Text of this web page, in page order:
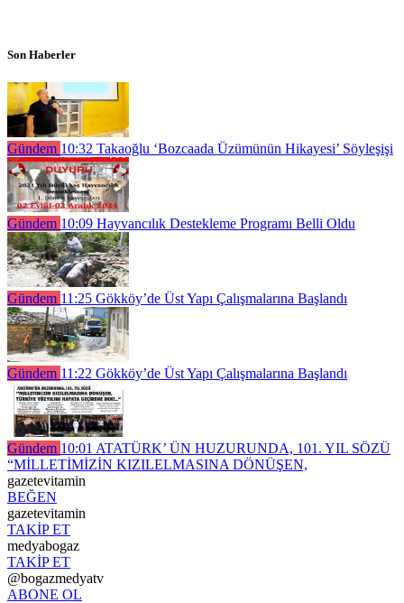
Son Haberler
Gündem 10:32 Takaoğlu ‘Bozcaada Üzümünün Hikayesi’ Söyleşişi
Gündem 10:09 Hayvancılık Destekleme Programı Belli Oldu
Gündem 11:25 Gökköy’de Üst Yapı Çalışmalarına Başlandı
Gündem 11:22 Gökköy’de Üst Yapı Çalışmalarına Başlandı
Gündem 10:01 ATATÜRK’ ÜN HUZURUNDA, 101. YIL SÖZÜ
“MİLLETİMİZİN KIZILELMASINA DÖNÜŞEN,
gazetevitamin
BEĞEN
gazetevitamin
TAKİP ET
medyabogaz
TAKİP ET
@bogazmedyatv
ABONE OL